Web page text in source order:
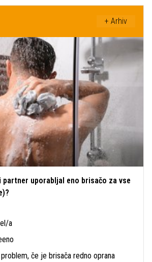
+ Arhiv
uporabljal eno brisačo za vse
a
če je brisača redno oprana